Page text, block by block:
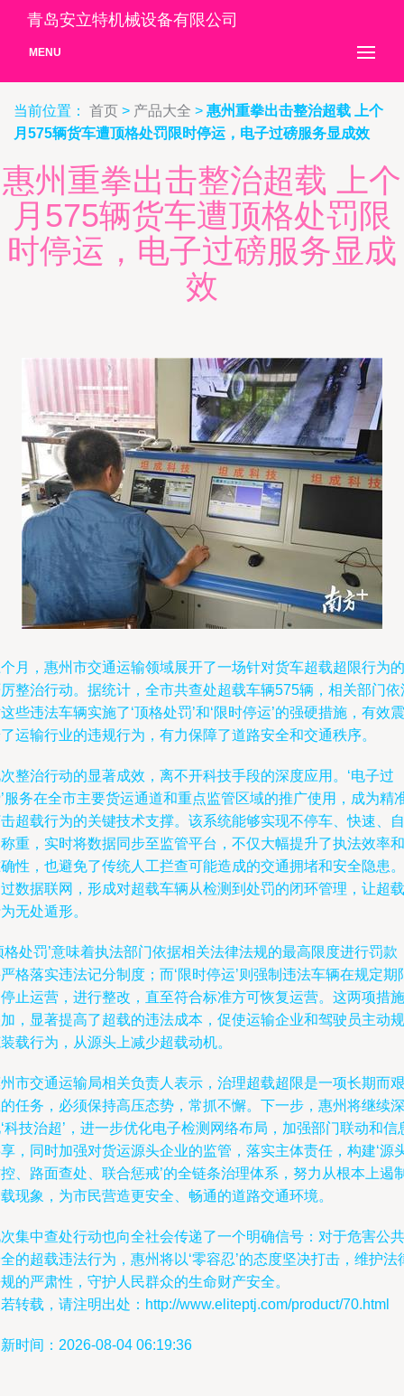
青岛安立特机械设备有限公司
MENU
当前位置： 首页 > 产品大全 > 惠州重拳出击整治超载 上个
月575辆货车遭顶格处罚限时停运，电子过磅服务显成效
惠州重拳出击整治超载 上个
月575辆货车遭顶格处罚限
时停运，电子过磅服务显成
效
月，惠州市交通运输领域展开了一场针对货车超载超限行为的
整治行动。据统计，全市共查处超载车辆575辆，相关部门依
些违法车辆实施了‘顶格处罚’和‘限时停运’的强硬措施，有效震
运输行业的违规行为，有力保障了道路安全和交通秩序。
整治行动的显著成效，离不开科技手段的深度应用。‘电子过
服务在全市主要货运通道和重点监管区域的推广使用，成为精
超载行为的关键技术支撑。该系统能够实现不停车、快速、自
重，实时将数据同步至监管平台，不仅大幅提升了执法效率和
性，也避免了传统人工拦查可能造成的交通拥堵和安全隐患。
数据联网，形成对超载车辆从检测到处罚的闭环管理，让超载
无处遁形。
格处罚’意味着执法部门依据相关法律法规的最高限度进行罚款
格落实违法记分制度；而‘限时停运’则强制违法车辆在规定期
止运营，进行整改，直至符合标准方可恢复运营。这两项措施
，显著提高了超载的违法成本，促使运输企业和驾驶员主动规
载行为，从源头上减少超载动机。
市交通运输局相关负责人表示，治理超载超限是一项长期而艰
任务，必须保持高压态势，常抓不懈。下一步，惠州将继续深
科技治超’，进一步优化电子检测网络布局，加强部门联动和信
，同时加强对货运源头企业的监管，落实主体责任，构建‘源
、路面查处、联合惩戒’的全链条治理体系，努力从根本上遏
现象，为市民营造更安全、畅通的道路交通环境。
集中查处行动也向全社会传递了一个明确信号：对于危害公共
的超载违法行为，惠州将以‘零容忍’的态度坚决打击，维护法
的严肃性，守护人民群众的生命财产安全。
转载，请注明出处：http://www.eliteptj.com/product/70.html
时间：2026-08-04 06:19:36